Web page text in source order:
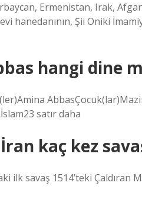
Ermenistan, Irak,
hanedanının, Şii Oniki
hangi dine
satır daha
kaç kez
ilk savaş 1514’teki Çaldıran